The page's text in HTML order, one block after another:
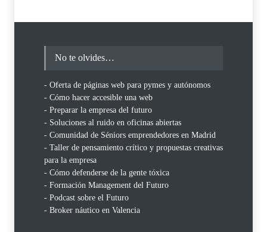
No te olvides…
- Oferta de páginas web para pymes y autónomos
- Cómo hacer accesible una web
- Preparar la empresa del futuro
- Soluciones al ruido en oficinas abiertas
- Comunidad de Séniors emprendedores en Madrid
- Taller de pensamiento crítico y propuestas creativas
para la empresa
- Cómo defenderse de la gente tóxica
- Formación Management del Futuro
- Podcast sobre el Futuro
- Broker náutico en Valencia